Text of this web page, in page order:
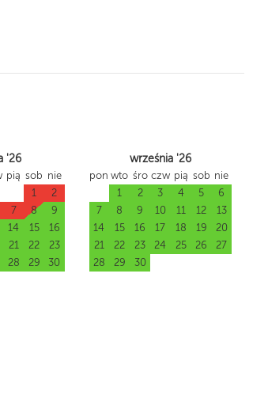
'26
pią sob nie
1
2
7 8
9
14 15
16
21 22
23
28 29
30
września '26
pon wto śro czw pią sob nie
1
2 3 4 5
6
7
8 9 10 11 12
13
14
15 16 17 18 19
20
21
22 23 24 25 26
27
28
29 30